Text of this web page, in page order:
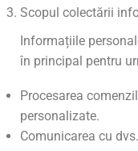
Scopul colectării
Informațiile
în principal pentru
Procesarea
personalizate.
Comunicarea cu